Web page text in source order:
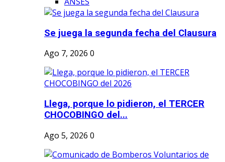
Se juega la segunda fecha del Clausura
Ago 7, 2026 0
Llega, porque lo pidieron, el TERCER
CHOCOBINGO del...
Ago 5, 2026 0